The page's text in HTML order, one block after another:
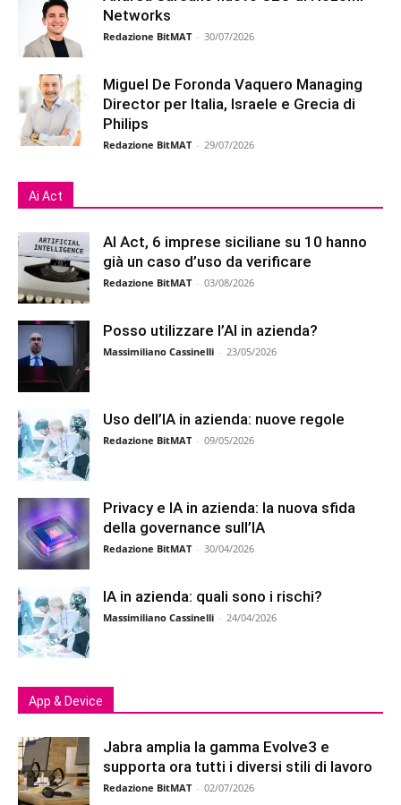
Networks
Redazione BitMAT - 30/07/2026
Miguel De Foronda Vaquero Managing
Director per Italia, Israele e Grecia di
Philips
Redazione BitMAT - 29/07/2026
Ai Act
AI Act, 6 imprese siciliane su 10 hanno
già un caso d’uso da verificare
Redazione BitMAT - 03/08/2026
Posso utilizzare l’AI in azienda?
Massimiliano Cassinelli - 23/05/2026
Uso dell’IA in azienda: nuove regole
Redazione BitMAT - 09/05/2026
Privacy e IA in azienda: la nuova sfida
della governance sull’IA
Redazione BitMAT - 30/04/2026
IA in azienda: quali sono i rischi?
Massimiliano Cassinelli - 24/04/2026
App & Device
Jabra amplia la gamma Evolve3 e
supporta ora tutti i diversi stili di lavoro
Redazione BitMAT - 02/07/2026